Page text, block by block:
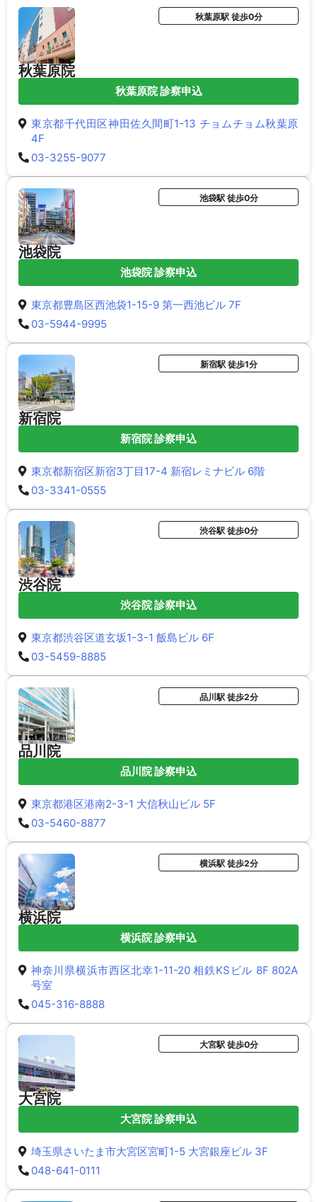
秋葉原院
秋葉原駅 徒歩0分
秋葉原院 診察申込
東京都千代田区神田佐久間町1-13 チョムチョム秋葉原
4F
03-3255-9077
池袋院
池袋駅 徒歩0分
池袋院 診察申込
東京都豊島区西池袋1-15-9 第一西池ビル 7F
03-5944-9995
新宿院
新宿駅 徒歩1分
新宿院 診察申込
東京都新宿区新宿3丁目17-4 新宿レミナビル 6階
03-3341-0555
渋谷院
渋谷駅 徒歩0分
渋谷院 診察申込
東京都渋谷区道玄坂1-3-1 飯島ビル 6F
03-5459-8885
品川院
品川駅 徒歩2分
品川院 診察申込
東京都港区港南2-3-1 大信秋山ビル 5F
03-5460-8877
横浜院
横浜駅 徒歩2分
横浜院 診察申込
神奈川県横浜市西区北幸1-11-20 相鉄KSビル 8F 802A
号室
045-316-8888
大宮院
大宮駅 徒歩0分
大宮院 診察申込
埼玉県さいたま市大宮区宮町1-5 大宮銀座ビル 3F
048-641-0111